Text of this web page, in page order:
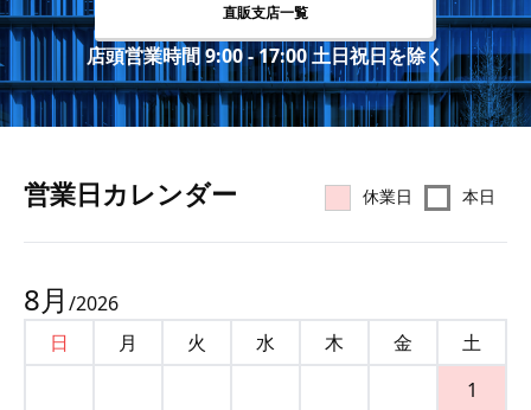
直販支店一覧
店頭営業時間 9:00 - 17:00 土日祝日を除く
営業⽇カレンダー 休業日 本日
8月 /2026
日
月 火 水 木 金
土
1